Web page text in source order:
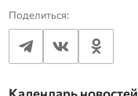
Поделиться: